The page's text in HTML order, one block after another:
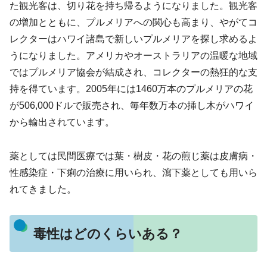
た観光客は、切り花を持ち帰るようになりました。観光客
の増加とともに、プルメリアへの関心も高まり、やがてコ
レクターはハワイ諸島で新しいプルメリアを探し求めるよ
うになりました。アメリカやオーストラリアの温暖な地域
ではプルメリア協会が結成され、コレクターの熱狂的な支
持を得ています。2005年には1460万本のプルメリアの花
が506,000ドルで販売され、毎年数万本の挿し木がハワイ
から輸出されています。
薬としては民間医療では葉・樹皮・花の煎じ薬は皮膚病・
性感染症・下痢の治療に用いられ、瀉下薬としても用いら
れてきました。
毒性はどのくらいある？